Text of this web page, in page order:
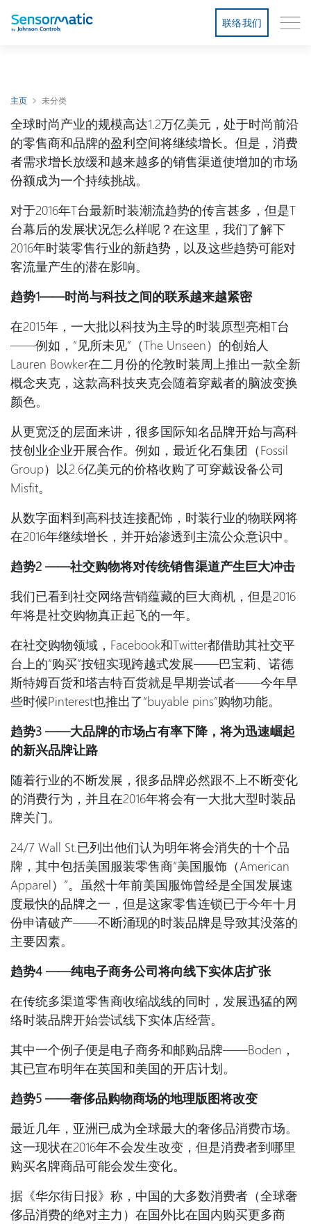
联络我们
主页 未分类
全球时尚产业的规模高达1.2万亿美元，处于时尚前沿
的零售商和品牌的盈利空间将继续增长。但是，消费
者需求增长放缓和越来越多的销售渠道使增加的市场
份额成为一个持续挑战。
对于2016年T台最新时装潮流趋势的传言甚多，但是T
台幕后的发展状况怎么样呢？在这里，我们了解下
2016年时装零售行业的新趋势，以及这些趋势可能对
客流量产生的潜在影响。
趋势1——时尚与科技之间的联系越来越紧密
在2015年，一大批以科技为主导的时装原型亮相T台
——例如，“见所未见”（The Unseen）的创始人
Lauren Bowker在二月份的伦敦时装周上推出一款全新
概念夹克，这款高科技夹克会随着穿戴者的脑波变换
颜色。
从更宽泛的层面来讲，很多国际知名品牌开始与高科
技创业企业开展合作。例如，最近化石集团（Fossil
Group）以2.6亿美元的价格收购了可穿戴设备公司
Misfit。
从数字面料到高科技连接配饰，时装行业的物联网将
在2016年继续增长，并开始渗透到主流公众意识中。
趋势2 ——社交购物将对传统销售渠道产生巨大冲击
我们已看到社交网络营销蕴藏的巨大商机，但是2016
年将是社交购物真正起飞的一年。
在社交购物领域，Facebook和Twitter都借助其社交平
台上的“购买”按钮实现跨越式发展——巴宝莉、诺德
斯特姆百货和塔吉特百货就是早期尝试者——今年早
些时候Pinterest也推出了“buyable pins”购物功能。
趋势3 ——大品牌的市场占有率下降，将为迅速崛起
的新兴品牌让路
随着行业的不断发展，很多品牌必然跟不上不断变化
的消费行为，并且在2016年将会有一大批大型时装品
牌关门。
24/7 Wall St.已列出他们认为明年将会消失的十个品
牌，其中包括美国服装零售商“美国服饰（American
Apparel）”。虽然十年前美国服饰曾经是全国发展速
度最快的品牌之一，但是这家零售连锁已于今年十月
份申请破产——不断涌现的时装品牌是导致其没落的
主要因素。
趋势4 ——纯电子商务公司将向线下实体店扩张
在传统多渠道零售商收缩战线的同时，发展迅猛的网
络时装品牌开始尝试线下实体店经营。
其中一个例子便是电子商务和邮购品牌——Boden，
其已宣布明年在英国和美国的开店计划。
趋势5 ——奢侈品购物商场的地理版图将改变
最近几年，亚洲已成为全球最大的奢侈品消费市场。
这一现状在2016年不会发生改变，但是消费者到哪里
购买名牌商品可能会发生变化。
据《华尔街日报》称，中国的大多数消费者（全球奢
侈品消费的绝对主力）在国外比在国内购买更多商